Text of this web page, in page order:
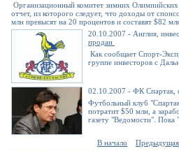
Организационный комитет зимних
отчет, из которого следует, что доходы от
млн превысят на 20 процентов и составят $82
20.10.2007 - Англия,
продан
Как сообщает Спорт-
группе инвесторов с
02.10.2007 - ФК Спартак,
Футбольный клуб
потратит $50 млн, а
газету "Ведомости". Пока
В начало Предыдущая